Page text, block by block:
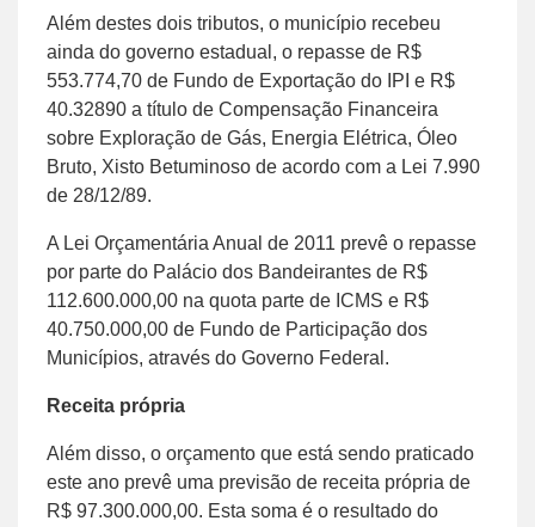
Além destes dois tributos, o município recebeu
ainda do governo estadual, o repasse de R$
553.774,70 de Fundo de Exportação do IPI e R$
40.32890 a título de Compensação Financeira
sobre Exploração de Gás, Energia Elétrica, Óleo
Bruto, Xisto Betuminoso de acordo com a Lei 7.990
de 28/12/89.
A Lei Orçamentária Anual de 2011 prevê o repasse
por parte do Palácio dos Bandeirantes de R$
112.600.000,00 na quota parte de ICMS e R$
40.750.000,00 de Fundo de Participação dos
Municípios, através do Governo Federal.
Receita própria
Além disso, o orçamento que está sendo praticado
este ano prevê uma previsão de receita própria de
R$ 97.300.000,00. Esta soma é o resultado do